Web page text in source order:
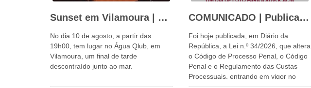
Sunset em Vilamoura | 10 de agosto
No dia 10 de agosto, a partir das
19h00, tem lugar no Água Qlub, em
Vilamoura, um final de tarde
descontraído junto ao mar.
COMUNICADO | Publicação da Lei n.º 34/2026: um dia de luto para a advocacia portuguesa e para o Estado de Direito
Foi hoje publicada, em Diário da
República, a Lei n.º 34/2026, que altera
o Código de Processo Penal, o Código
Penal e o Regulamento das Custas
Processuais, entrando em vigor no